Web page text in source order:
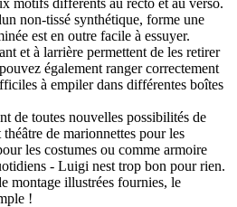
non-tissé synthétique, forme une
est en outre facile à essuyer.
et à larrière permettent de les retirer
également ranger correctement
à empiler dans différentes boîtes
de toutes nouvelles possibilités de
de marionnettes pour les
les costumes ou comme armoire
- Luigi nest trop bon pour rien.
montage illustrées fournies, le
!